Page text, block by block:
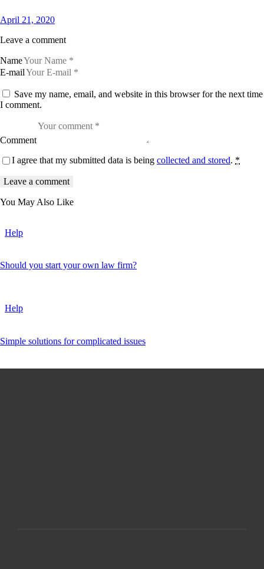
l
b
r
e
d
o
e
B
y
e
i
i
April 21, 2020
Leave a comment
Name
E-mail
Save my name, email, and website in this browser for the next time
I comment.
Comment
I agree that my submitted data is being collected and stored. *
You May Also Like
Help
Should you start your own law firm?
Help
Simple solutions for complicated issues